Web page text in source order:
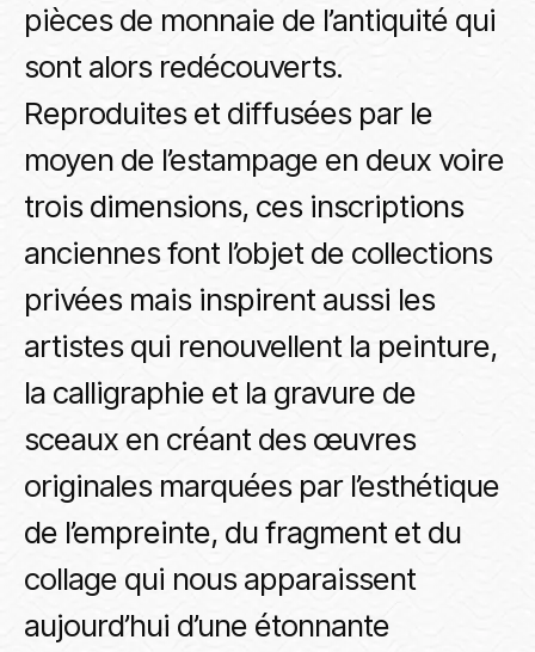
pièces de monnaie de l’antiquité qui
sont alors redécouverts.
Reproduites et diffusées par le
moyen de l’estampage en deux voire
trois dimensions, ces inscriptions
anciennes font l’objet de collections
privées mais inspirent aussi les
artistes qui renouvellent la peinture,
la calligraphie et la gravure de
sceaux en créant des œuvres
originales marquées par l’esthétique
de l’empreinte, du fragment et du
collage qui nous apparaissent
aujourd’hui d’une étonnante